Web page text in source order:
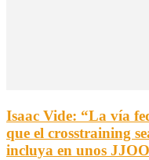
Isaac Vide: “La vía
que el crosstraining
incluya en unos